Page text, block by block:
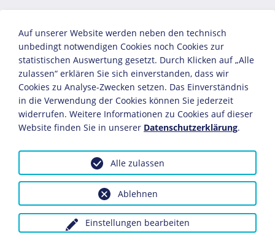
Auf unserer Website werden neben den technisch
unbedingt notwendigen Cookies noch Cookies zur
statistischen Auswertung gesetzt. Durch Klicken auf „Alle
zulassen“ erklären Sie sich einverstanden, dass wir
Cookies zu Analyse-Zwecken setzen. Das Einverständnis
in die Verwendung der Cookies können Sie jederzeit
widerrufen. Weitere Informationen zu Cookies auf dieser
Website finden Sie in unserer Datenschutzerklärung.
Einstellungen bearbeiten
Ablehnen
Alle zulassen